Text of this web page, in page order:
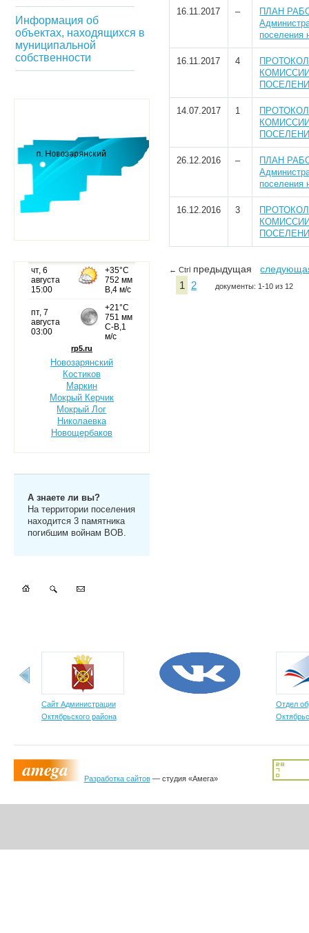
Информация об
объектах, находящихся в
муниципальной
собственности
Новозарянский
Костиков
Маркин
Мокрый Керчик
Мокрый Лог
Николаевка
Новощербаков
А знаете ли вы?
На территории поселения
находится 3 памятника
погибшим войнам ВОВ.
16.11.2017 –
ПЛАН
поселения
16.11.2017 4
14.07.2017 1
26.12.2016 –
ПЛАН
поселения
16.12.2016 3
← Ctrl предыдущая
1 2 документы: 1-10 из 12
Сайт Администрации
Октябрьского района
Отдел
Разработка сайтов— студия «Амега»